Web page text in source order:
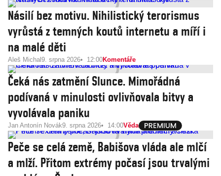
Násilí bez motivu. Nihilistický terorismus
vyrůstá z temných koutů internetu a míří i
na malé děti
Aleš Michal 9. srpna 2026 12:00Komentáře
Čeká nás zatmění Slunce. Mimořádná
podívaná v minulosti ovlivňovala bitvy a
vyvolávala paniku
Jan Antonín Novák9. srpna 2026 14:00Věda
Peče se celá země, Babišova vláda ale mlčí
a mlží. Přitom extrémy počasí jsou trvalými